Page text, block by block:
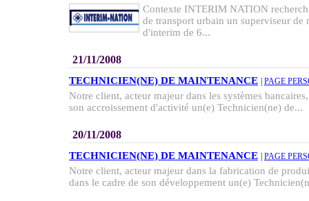
Contexte INTERIM NATION
de transport urbain un superviseur de
d'interim de 6...
21/11/2008
TECHNICIEN(NE) DE MAINTENANCE PAGE
Notre client, acteur majeur dans les systèmes
son accroissement d'activité un(e) Technicien(ne) de...
20/11/2008
TECHNICIEN(NE) DE MAINTENANCE PAGE
Notre client, acteur majeur dans la fabrication de
dans le cadre de son développement un(e)